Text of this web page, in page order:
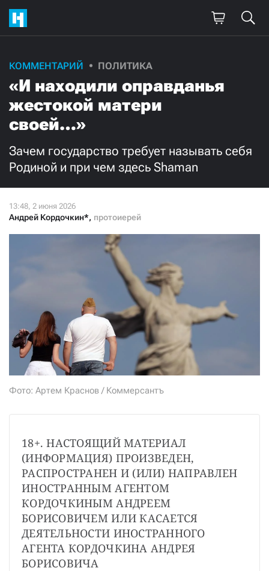
КОММЕНТАРИЙ ПОЛИТИКА
«И находили оправданья
жестокой матери
своей…»
Зачем государство требует называть себя
Родиной и при чем здесь Shaman
Андрей Кордочкин*, протоиерей
Фото: Артем Краснов / Коммерсантъ
18+. НАСТОЯЩИЙ МАТЕРИАЛ
(ИНФОРМАЦИЯ) ПРОИЗВЕДЕН,
РАСПРОСТРАНЕН И (ИЛИ) НАПРАВЛЕН
ИНОСТРАННЫМ АГЕНТОМ
КОРДОЧКИНЫМ АНДРЕЕМ
БОРИСОВИЧЕМ ИЛИ КАСАЕТСЯ
ДЕЯТЕЛЬНОСТИ ИНОСТРАННОГО
АГЕНТА КОРДОЧКИНА АНДРЕЯ
БОРИСОВИЧА
Поддержите
нашу работу!
Ежемесячно
500
Нажимая кнопку «Стать соучастником»,
и подтверждаю свое гражданство РФ
СТАТЬ СОУЧАСТНИКОМ
ПОДЕЛИТЬСЯ С ДРУЗЬЯМИ
Если у вас есть вопросы, пишите donate@novayagazeta.ru
звоните:
+7 (929) 612-03-68